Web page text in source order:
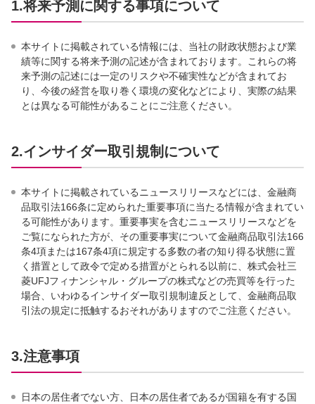
1.将来予測に関する事項について
本サイトに掲載されている情報には、当社の財政状態および業
績等に関する将来予測の記述が含まれております。これらの将
来予測の記述には一定のリスクや不確実性などが含まれてお
り、今後の経営を取り巻く環境の変化などにより、実際の結果
とは異なる可能性があることにご注意ください。
2.インサイダー取引規制について
本サイトに掲載されているニュースリリースなどには、金融商
品取引法166条に定められた重要事項に当たる情報が含まれてい
る可能性があります。重要事実を含むニュースリリースなどを
ご覧になられた方が、その重要事実について金融商品取引法166
条4項または167条4項に規定する多数の者の知り得る状態に置
く措置として政令で定める措置がとられる以前に、株式会社三
菱UFJフィナンシャル・グループの株式などの売買等を行った
場合、いわゆるインサイダー取引規制違反として、金融商品取
引法の規定に抵触するおそれがありますのでご注意ください。
3.注意事項
日本の居住者でない方、日本の居住者であるが国籍を有する国